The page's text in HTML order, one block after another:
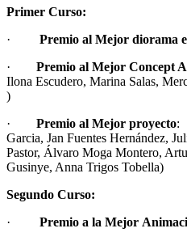
Primer Curso:
· Premio al Mejor diorama
· Premio al Mejor Concept
Ilona Escudero, Marina Salas,
)
· Premio al Mejor proyecto:
Garcia, Jan Fuentes Hernández,
Pastor, Álvaro Moga Montero,
Gusinye, Anna Trigos Tobella)
Segundo Curso:
· Premio a la Mejor